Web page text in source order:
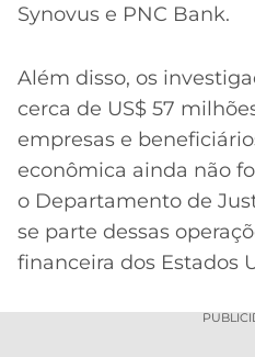
Synovus e PNC Bank.
Além disso, os
cerca de US$ 57
empresas e
econômica ainda não
o Departamento de
se parte dessas
financeira dos Estados